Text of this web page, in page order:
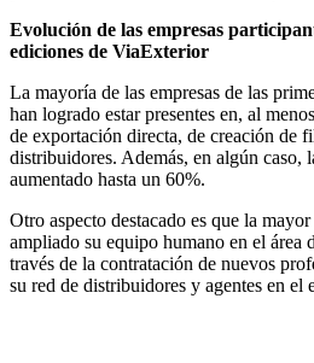
Evolución de las empresas
ediciones de ViaExterior
La mayoría de las empresas de las
han logrado estar presentes en, al
de exportación directa, de creación de
distribuidores. Además, en algún caso,
aumentado hasta un 60%.
Otro aspecto destacado es que la
ampliado su equipo humano en el área
través de la contratación de nuevos
su red de distribuidores y agentes en el